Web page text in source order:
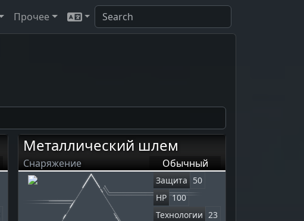
Прочее
Металлический шлем
Снаряжение Обычный
Защита 50
HP 100
Технологии 23